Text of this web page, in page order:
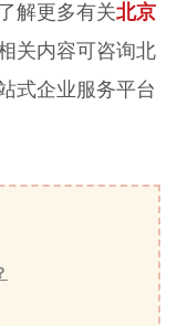
解更多有关北京
关内容可咨询北
式企业服务平台